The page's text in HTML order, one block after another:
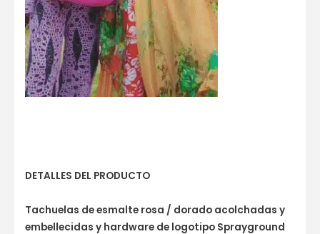
DETALLES DEL PRODUCTO
Tachuelas de esmalte rosa / dorado acolchadas y
embellecidas y hardware de logotipo Sprayground